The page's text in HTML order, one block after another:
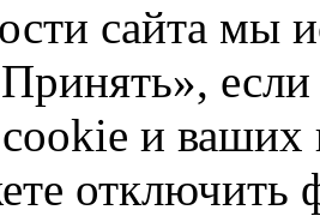
сайта мы
если
cookie и
отключить